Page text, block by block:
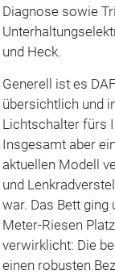
Diagnose sowie
und Heck.
Generell ist es
übersichtlich und
Lichtschalter fürs
Insgesamt aber
aktuellen Modell
und
war. Das Bett
Meter-Riesen
verwirklicht: Die
einen robusten